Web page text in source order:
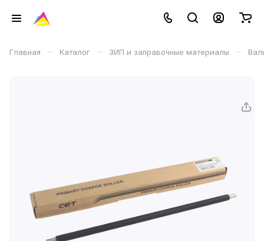
Главная – Каталог – ЗИП и заправочные материалы –